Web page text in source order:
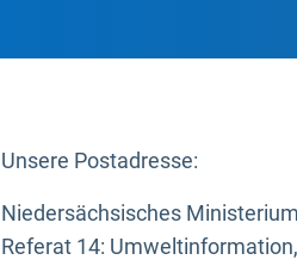
Unsere Postadresse:
Niedersächsisches
Referat 14: